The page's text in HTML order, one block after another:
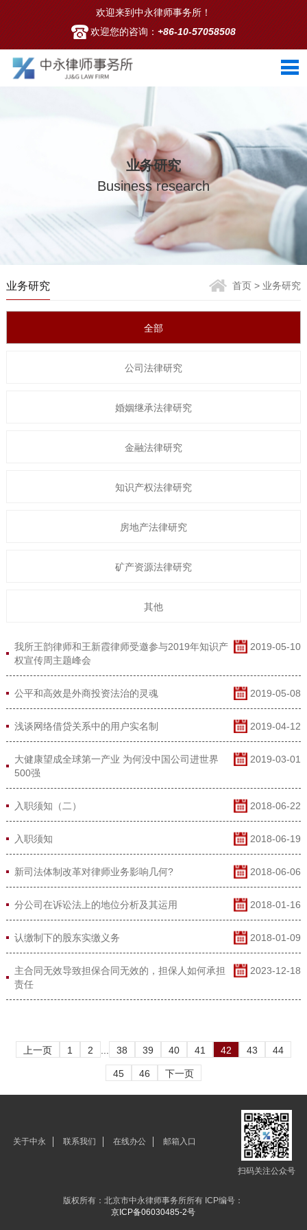
欢迎来到中永律师事务所！
欢迎您的咨询：+86-10-57058508
业务研究
Business research
业务研究 首页 > 业务研究
全部
公司法律研究
婚姻继承法律研究
金融法律研究
知识产权法律研究
房地产法律研究
矿产资源法律研究
其他
我所王韵律师和王新霞律师受邀参与2019年知识产
权宣传周主题峰会
2019-05-10
公平和高效是外商投资法治的灵魂 2019-05-08
浅谈网络借贷关系中的用户实名制 2019-04-12
大健康望成全球第一产业 为何没中国公司进世界
500强
2019-03-01
入职须知（二） 2018-06-22
入职须知​ 2018-06-19
新司法体制改革对律师业务影响几何?​ 2018-06-06
分公司在诉讼法上的地位分析及其运用 2018-01-16
认缴制下的股东实缴义务 2018-01-09
主合同无效导致担保合同无效的，担保人如何承担
责任
2023-12-18
上一页 1 2 38 39 40 41 42 43 44
45 46 下一页
关于中永 联系我们 在线办公 邮箱入口
扫码关注公众号
版权所有：北京市中永律师事务所所有 ICP编号：
京ICP备06030485-2号